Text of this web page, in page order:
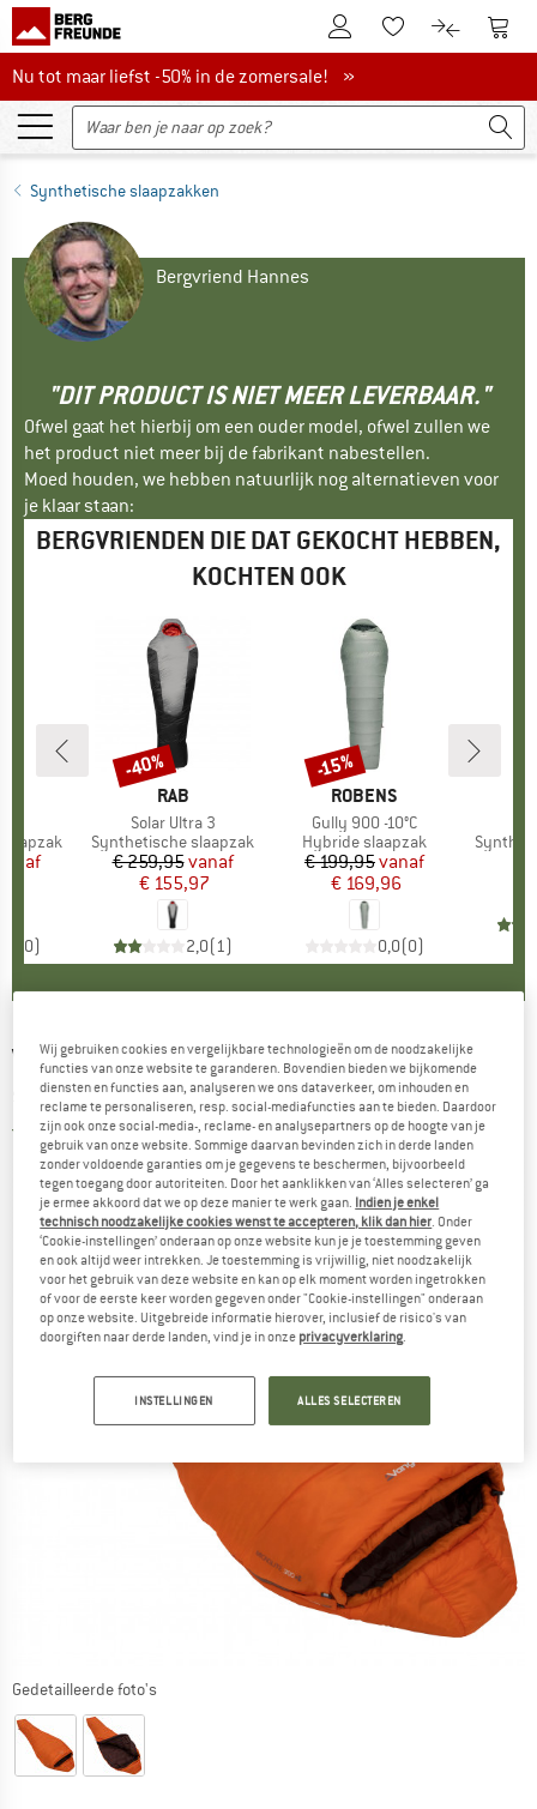
De klantenaccount
Naar deNaar de
Nu tot maar liefst -50% in de zomersale!
Nu tot maar liefst -50% in de zomersale! »
Synthetische slaapzakken
Bergvriend Hannes
"DIT PRODUCT IS NIET MEER LEVERBAAR."
Ofwel gaat het hierbij om een ouder model, ofwel zullen we
het product niet meer bij de fabrikant nabestellen.
Moed houden, we hebben natuurlijk nog alternatieven voor
je klaar staan:
BERGVRIENDEN DIE DAT GEKOCHT HEBBEN,
KOCHTEN OOK
prijs
0)
MERK
RAB
Artikel
Solar Ultra 3
Productgroep
Synthetische slaapzak
Prijs
€ 259,95Verlaagde prijs
vanaf
€ 155,97
2,0(1)
Korting
-40%
MERK
ROBENS
Artikel
Gully 900 -10°C
Productgroep
Hybride slaapzak
Prijs
€ 199,95Verlaagde prijs
vanaf
€ 169,96
0,0(0)
Korting
-15%
VANGO -Microlite 300 - Synthetische
slaapzak
1,0(1)
Gedetailleerde foto's
Wij gebruiken cookies en vergelijkbare technologieën om de noodzakelijke
functies van onze website te garanderen. Bovendien bieden we bijkomende
diensten en functies aan, analyseren we ons dataverkeer, om inhouden en
reclame te personaliseren, resp. social-mediafuncties aan te bieden. Daardoor
zijn ook onze social-media-, reclame- en analysepartners op de hoogte van je
gebruik van onze website. Sommige daarvan bevinden zich in derde landen
zonder voldoende garanties om je gegevens te beschermen, bijvoorbeeld
tegen toegang door autoriteiten. Door het aanklikken van ‘Alles selecteren’ ga
je ermee akkoord dat we op deze manier te werk gaan. Indien je enkel
technisch noodzakelijke cookies wenst te accepteren, klik dan hier . Onder
‘Cookie-instellingen’ onderaan op onze website kun je je toestemming geven
en ook altijd weer intrekken. Je toestemming is vrijwillig, niet noodzakelijk
voor het gebruik van deze website en kan op elk moment worden ingetrokken
of voor de eerste keer worden gegeven onder "Cookie-instellingen" onderaan
op onze website. Uitgebreide informatie hierover, inclusief de risico's van
doorgiften naar derde landen, vind je in onze privacyverklaring
INSTELLINGEN ALLES SELECTEREN